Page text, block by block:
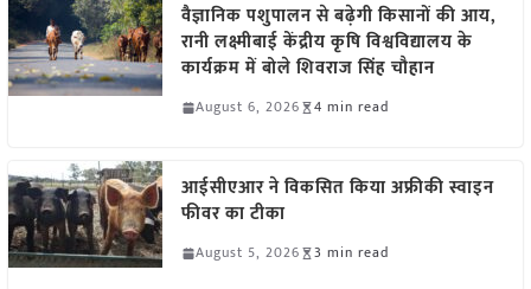
वैज्ञानिक पशुपालन से बढ़ेगी किसानों की आय,
रानी लक्ष्मीबाई केंद्रीय कृषि विश्वविद्यालय के
कार्यक्रम में बोले शिवराज सिंह चौहान
August 6, 2026 4 min read
आईसीएआर ने विकसित किया अफ्रीकी स्वाइन
फीवर का टीका
August 5, 2026 3 min read